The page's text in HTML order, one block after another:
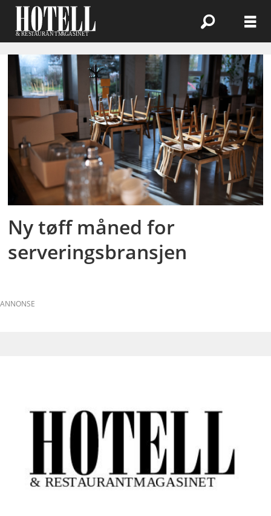
Emne:
creditsafe
norway
Ny tøff måned for
serveringsbransjen
ANNONSE